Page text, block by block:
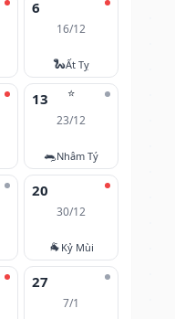
6
16/12
🐍Ất Tỵ
⭐
13
23/12
🐀Nhâm Tý
20
30/12
🐐 Kỷ Mùi
27
7/1